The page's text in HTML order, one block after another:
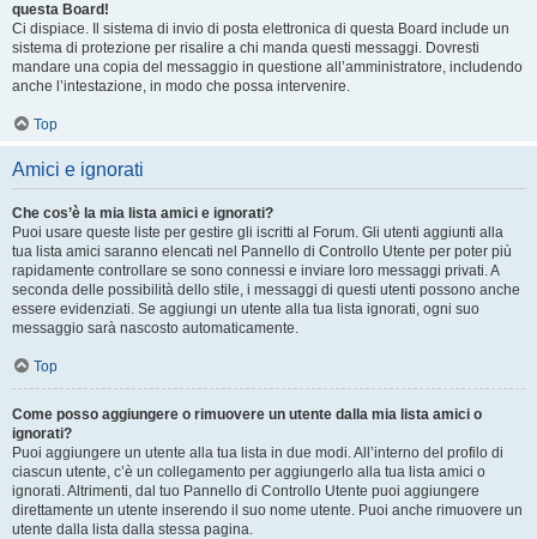
questa Board!
Ci dispiace. Il sistema di invio di posta elettronica di questa Board include un
sistema di protezione per risalire a chi manda questi messaggi. Dovresti
mandare una copia del messaggio in questione all’amministratore, includendo
anche l’intestazione, in modo che possa intervenire.
Top
Amici e ignorati
Che cos’è la mia lista amici e ignorati?
Puoi usare queste liste per gestire gli iscritti al Forum. Gli utenti aggiunti alla
tua lista amici saranno elencati nel Pannello di Controllo Utente per poter più
rapidamente controllare se sono connessi e inviare loro messaggi privati. A
seconda delle possibilità dello stile, i messaggi di questi utenti possono anche
essere evidenziati. Se aggiungi un utente alla tua lista ignorati, ogni suo
messaggio sarà nascosto automaticamente.
Top
Come posso aggiungere o rimuovere un utente dalla mia lista amici o
ignorati?
Puoi aggiungere un utente alla tua lista in due modi. All’interno del profilo di
ciascun utente, c’è un collegamento per aggiungerlo alla tua lista amici o
ignorati. Altrimenti, dal tuo Pannello di Controllo Utente puoi aggiungere
direttamente un utente inserendo il suo nome utente. Puoi anche rimuovere un
utente dalla lista dalla stessa pagina.